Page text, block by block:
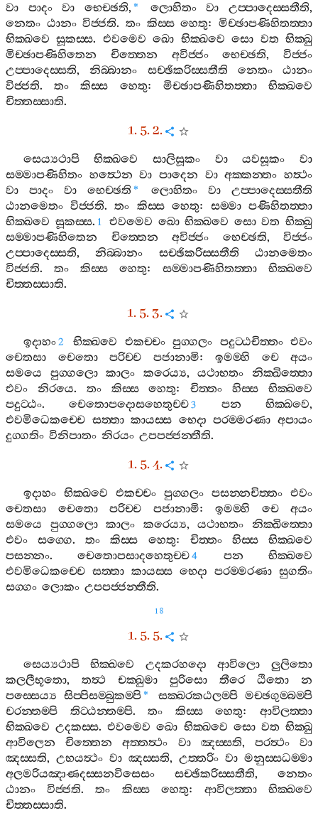
වා
පාදං වා භෙච‍්ඡති, * ලොහිතං වා උප‍්පාදෙස‍්සතීති,
නෙතං ඨානං විජ‍්ජති.තං කිස‍්ස හෙතු:මිච‍්ඡාපණිහිතත‍්තා
භික‍්ඛවෙ සූකස‍්ස. එවමෙව ඛො භික‍්ඛවෙ සො වත භික‍්ඛු
මිච‍්ඡාපණිහිතෙන
චිත‍්තෙන අවිජ‍්ජං භෙච‍්ඡති, විජ‍්ජං
උප‍්පාදෙස‍්සති,නිබ‍්බානං සච‍්ඡිකරිස‍්සතීති නෙතං
ඨානං
විජ‍්ජති.තං කිස‍්ස හෙතු: මිච‍්ඡාපණිහිතත‍්තා
භික‍්ඛවෙ
චිත‍්තස‍්සාති.
1. 5. 2.
සෙය්‍යථාපි භික‍්ඛවෙ සාලිසූකං වා යවසූකං
වා
සම‍්මාපණිහිතං හත්‍ථෙන වා පාදෙන වා අක‍්කන‍්තං හත්‍ථං
වා
පාදං වා භෙච‍්ඡති * ලොහිතං වා
උප‍්පාදෙස‍්සතීති
ඨානමෙතං විජ‍්ජති.තං කිස‍්ස හෙතු: සම‍්මා පණිහිතත‍්තා
භික‍්ඛවෙ සූකස‍්ස. 1 එවමෙව ඛො භික‍්ඛවෙ සො වත භික‍්ඛු
සම‍්මාපණිහිතෙන
චිත‍්තෙන අවිජ‍්ජං භෙච‍්ඡති, විජ‍්ජං
උප‍්පාදෙස‍්සති,නිබ‍්බානං සච‍්ඡිකරිස‍්සතීති
ඨානමෙතං
විජ‍්ජති. තං කිස‍්ස හෙතු: සම‍්මාපණිහිතත‍්තා
භික‍්ඛවෙ
චිත‍්තස‍්සාති.
1. 5. 3.
ඉදාහං2 භික‍්ඛවෙ එකච‍්චං පුග‍්ගලං පදුට‍්ඨචිත‍්තං එවං
චෙතසා
චෙතො පරිච‍්ච පජානාමි: ඉමම‍්හි චෙ
අයං
සමයෙ
පුග‍්ගලො කාලං කරෙය්‍ය,යථාභතං
නික‍්ඛිත‍්තො
එවං
නිරයෙ. තං කිස‍්ස හෙතු:චිත‍්තං හිස‍්ස
භික‍්ඛවෙ
පදුට‍්ඨං. චෙතොපදොසහෙතුච‍්ච3 පන භික‍්ඛවෙ,
එවමිධෙකච‍්චෙ සත‍්තා කායස‍්ස භෙදා පරම‍්මරණා අපායං
දුග‍්ගතිං විනිපාතං නිරයං උපපජ‍්ජන‍්තීති.
1. 5. 4.
ඉදාහං භික‍්ඛවෙ එකච‍්චං පුග‍්ගලං පසන‍්නචිත‍්තං එවං
චෙතසා
චෙතො පරිච‍්ච පජානාමි: ඉමම‍්හි චෙ
අයං
සමයෙ
පුග‍්ගලො කාලං කරෙය්‍ය,යථාභතං
නික‍්ඛිත‍්තො
එවං
සග‍්ගෙ.තං කිස‍්ස හෙතු: චිත‍්තං හිස‍්ස
භික‍්ඛවෙ
පසන‍්නං. චෙතොපසාදහෙතුච‍්ච4 පන
භික‍්ඛවෙ
එවමිධෙකච‍්චෙ සත‍්තා කායස‍්ස භෙදා පරම‍්මරණා සුගතිං
සග‍්ගං ලොකං උපපජ‍්ජන‍්තීති.
18
1. 5. 5.
සෙය්‍යථාපි භික‍්ඛවෙ උදකරහදො ආවිලො
ලුලිතො
කලලීභූතො, තත්‍ථ චක‍්ඛුමා පුරිසො තීරෙ ඨිතො
න
පස‍්සෙය්‍ය සිප‍්පිසම‍්බුකම‍්පි* සක‍්ඛරකඨලම‍්පි මච‍්ඡගුම‍්බම‍්පි
චරන‍්තම‍්පි
තිට‍්ඨන‍්තම‍්පි.තං කිස‍්ස හෙතු:ආවිලත‍්තා
භික‍්ඛවෙ උදකස‍්ස.එවමෙව ඛො භික‍්ඛවෙ සො වත භික‍්ඛු
ආවිලෙන
චිත‍්තෙන අත‍්තත්‍ථං වා ඤස‍්සති, පරත්‍ථං
වා
ඤස‍්සති, උභයත්‍ථං වා ඤස‍්සති, උත‍්තරිං වා මනුස‍්සධම‍්මා
අලමරියඤාණදස‍්සනවිසෙසං
සච‍්ඡිකරිස‍්සතීති, නෙතං
ඨානං
විජ‍්ජති.තං කිස‍්ස හෙතු: ආවිලත‍්තා
භික‍්ඛවෙ
චිත‍්තස‍්සාති.